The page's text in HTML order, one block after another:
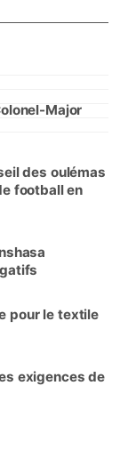
Major
des oulémas
football en
pour le textile
exigences de